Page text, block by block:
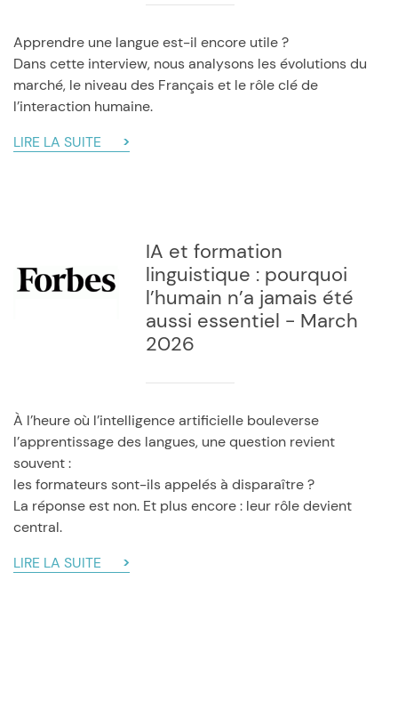
Apprendre une langue est-il encore utile ?
Dans cette interview, nous analysons les évolutions du
marché, le niveau des Français et le rôle clé de
l’interaction humaine.
LIRE LA SUITE
IA et formation
linguistique : pourquoi
l’humain n’a jamais été
aussi essentiel - March
2026
À l’heure où l’intelligence artificielle bouleverse
l’apprentissage des langues, une question revient
souvent :
les formateurs sont-ils appelés à disparaître ?
La réponse est non. Et plus encore : leur rôle devient
central.
LIRE LA SUITE